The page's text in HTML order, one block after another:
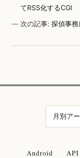
てRSS化するCGI
次の記事:探偵事
Android API